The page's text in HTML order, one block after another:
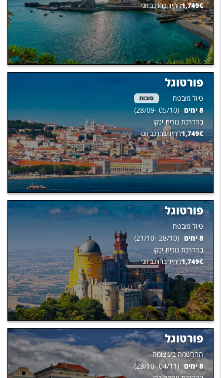
1,749€ ליחיד בהרכב זוגי
פורטוגל
טיול מובטח סוכות
8ימים (
05/10
-
28/09
)
בהדרכת נורית ינקו
1,749€ ליחיד בהרכב זוגי
פורטוגל
טיול מובטח
8 ימים (
28/10
-
21/10
)
בהדרכת נורית ינקו
1,749€ ליחיד בהרכב זוגי
פורטוגל
ההרשמה בעיצומה
8ימים (
04/11
-
28/10
)